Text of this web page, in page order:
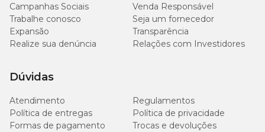
Campanhas Sociais
Venda Responsável
Trabalhe conosco
Seja um fornecedor
Expansão
Transparência
Realize sua denúncia
Relações com Investidores
Dúvidas
Atendimento
Regulamentos
Política de entregas
Política de privacidade
Formas de pagamento
Trocas e devoluções